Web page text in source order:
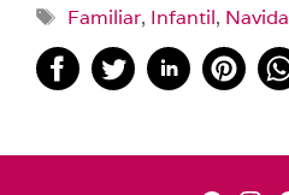
Etiquetas
Familiar, Infantil,